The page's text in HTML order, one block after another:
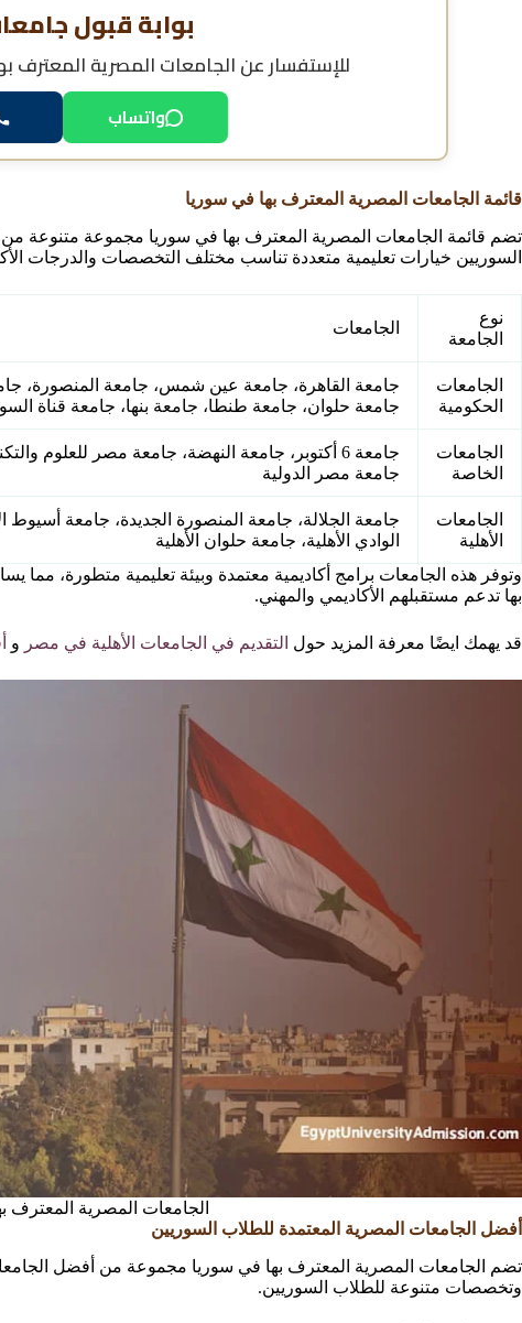
بوابة قبول
للإستفسار عنالجامعات المصرية المعترف
واتساب
قائمة الجامعات المصرية المعترف بها في سوريا
تضم قائمة الجامعات المصرية المعترف بها في سوريا مجموعة متنوعة من
السوريين خيارات تعليمية متعددة تناسب مختلف التخصصات والدرجات
نوع
الجامعة
الجامعات
الجامعات
الحكومية
جامعة القاهرة، جامعة عين شمس، جامعة المنصورة،
جامعة حلوان، جامعة طنطا، جامعة بنها، جامعة قناة
الجامعات
الخاصة
جامعة مصر الدولية
الجامعات
الأهلية
جامعة الجلالة، جامعة المنصورة الجديدة، جامعة أسيوط
الوادي الأهلية، جامعة حلوان الأهلية
وتوفر هذه الجامعات برامج أكاديمية معتمدة وبيئة تعليمية متطورة،
بها تدعم مستقبلهم الأكاديمي والمهني.
قد يهمك ايضًا معرفة المزيد حول التقديم في الجامعات الأهلية في مصر و
الجامعات المصرية المعترف
أفضل الجامعات المصرية المعتمدة للطلاب السوريين
تضم الجامعات المصرية المعترف بها في سوريا مجموعة من أفضل
وتخصصات متنوعة للطلاب السوريين.